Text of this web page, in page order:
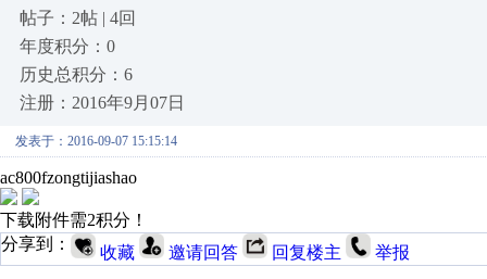
帖子：2帖 | 4回
年度积分：0
历史总积分：6
注册：2016年9月07日
发表于：2016-09-07 15:15:14
ac800fzongtijiashao
下载附件需2积分！
分享到：
收藏 邀请回答 回复楼主 举报